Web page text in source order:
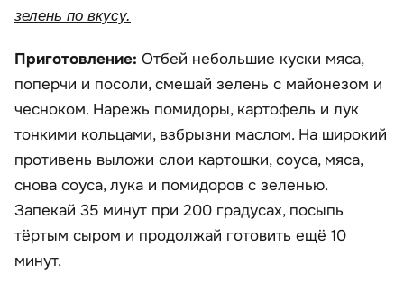
зелень по вкусу.
Приготовление: Отбей небольшие куски мяса,
поперчи и посоли, смешай зелень с майонезом и
чесноком. Нарежь помидоры, картофель и лук
тонкими кольцами, взбрызни маслом. На широкий
противень выложи слои картошки, соуса, мяса,
снова соуса, лука и помидоров с зеленью.
Запекай 35 минут при 200 градусах, посыпь
тёртым сыром и продолжай готовить ещё 10
минут.